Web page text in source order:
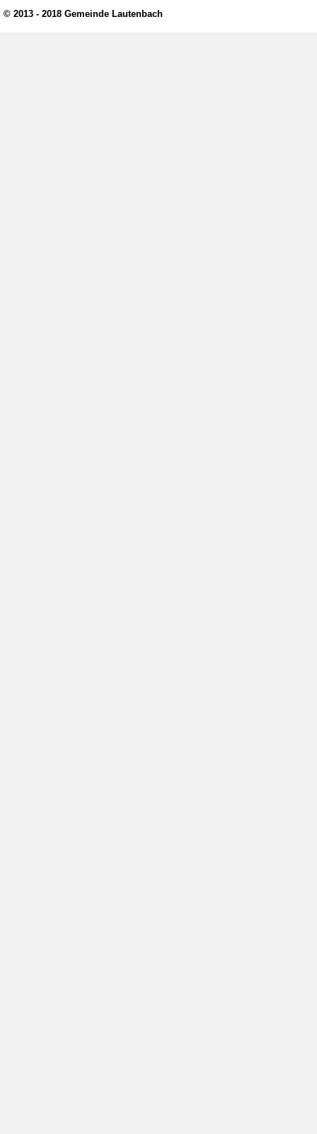
© 2013 - 2018 Gemeinde Lautenbach